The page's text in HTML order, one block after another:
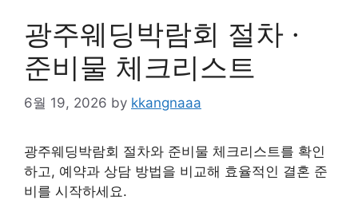
광주웨딩박람회 절차 ·
준비물 체크리스트
6월 19, 2026 by kkangnaaa
광주웨딩박람회 절차와 준비물 체크리스트를 확인
하고, 예약과 상담 방법을 비교해 효율적인 결혼 준
비를 시작하세요.